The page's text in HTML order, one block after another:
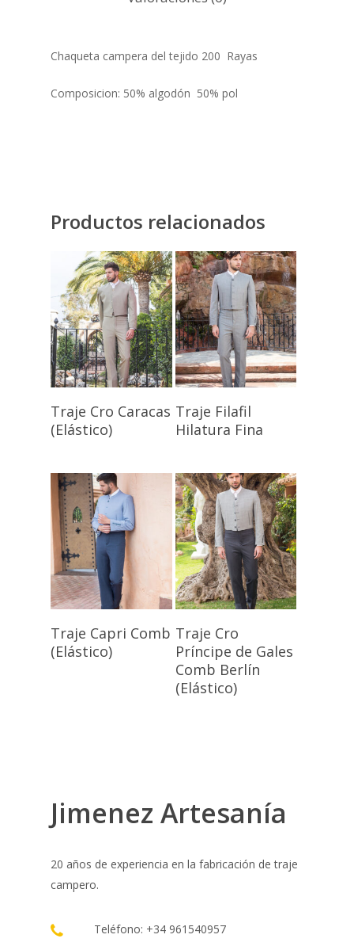
Chaqueta campera del tejido 200 Rayas
Composicion: 50% algodón 50% pol
Productos relacionados
Seleccionar
Opciones
Traje Cro Caracas
(Elástico)
Seleccionar
Opciones
Traje Filafil
Hilatura Fina
Seleccionar
Opciones
Traje Capri Comb
(Elástico)
Seleccionar
Opciones
Traje Cro
Príncipe de Gales
Comb Berlín
(Elástico)
Jimenez Artesanía
20 años de experiencia en la fabricación de traje
campero.
Teléfono: +34 961540957